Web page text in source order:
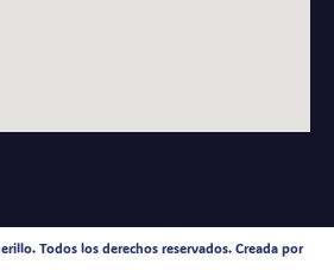
Todos los derechos reservados. Creada por